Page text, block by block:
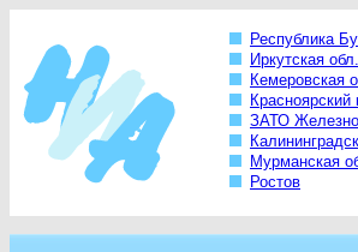
Республика
Иркутская обл.
Кемеровская
Красноярский
ЗАТО
Мурманская
Ростов